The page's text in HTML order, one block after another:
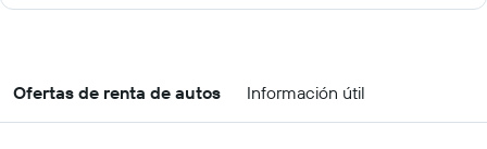
Ofertas de renta de autos Información útil